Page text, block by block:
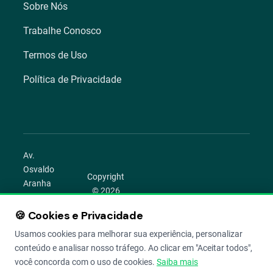
Sobre Nós
Trabalhe Conosco
Termos de Uso
Política de Privacidade
Av.
Osvaldo
Aranha
1022 –
Bom
Porto
Alegre –
Copyright
© 2026
Todos os
direitos
reservados.
🍪 Cookies e Privacidade
Usamos cookies para melhorar sua experiência, personalizar
conteúdo e analisar nosso tráfego. Ao clicar em "Aceitar todos",
você concorda com o uso de cookies. Saiba mais